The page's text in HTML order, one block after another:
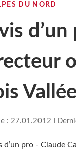
DU NORD
: 27.01.2012 I